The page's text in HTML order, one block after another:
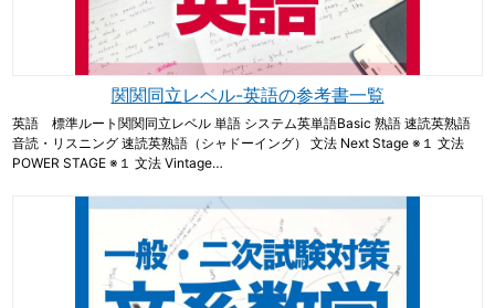
関関同立レベル-英語の参考書一覧
英語 標準ルート関関同立レベル 単語 システム英単語Basic 熟語 速読英熟語
音読・リスニング 速読英熟語（シャドーイング） 文法 Next Stage ※１ 文法
POWER STAGE ※１ 文法 Vintage…